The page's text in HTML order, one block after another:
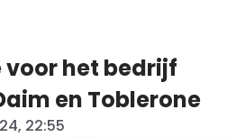
voor het bedrijf
en Toblerone
22:55